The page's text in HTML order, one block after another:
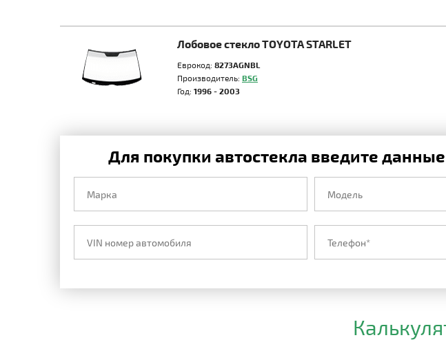
Лобовое стекло TOYOTA STARLET
Еврокод: 8273AGNBL
Производитель: BSG
Год: 1996 - 2003
Для покупки автостекла введите